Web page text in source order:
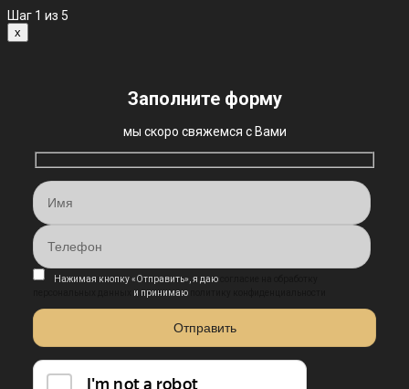
Шаг 1 из 5
x
Заполните форму
мы скоро свяжемся с Вами
Нажимая кнопку «Отправить», я даю
и принимаю